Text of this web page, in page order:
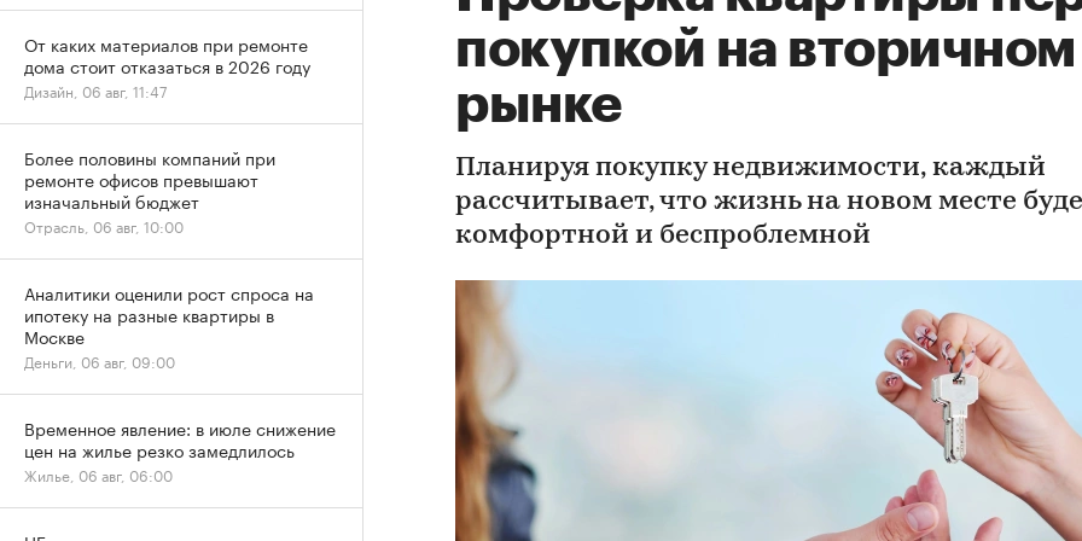
покупкой на вторичном
рынке
Планируя покупку недвижимости, каждый
рассчитывает, что жизнь на новом месте
комфортной и беспроблемной
От каких материалов при ремонте
дома стоит отказаться в 2026 году
Дизайн, 06 авг, 11:47
Более половины компаний при
ремонте офисов превышают
изначальный бюджет
Отрасль, 06 авг, 10:00
Аналитики оценили рост спроса на
ипотеку на разные квартиры в
Москве
Деньги, 06 авг, 09:00
Временное явление: в июле снижение
цен на жилье резко замедлилось
Жилье, 06 авг, 06:00